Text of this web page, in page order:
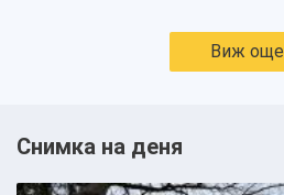
Виж още
Снимка на деня